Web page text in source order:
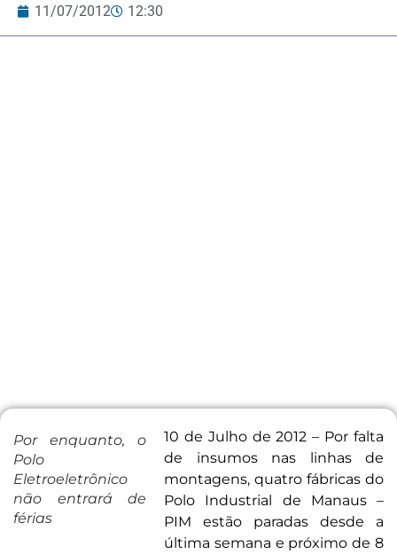
11/07/2012 12:30
Por enquanto, o
Polo
Eletroeletrônico
não entrará de
férias
10 de Julho de 2012 – Por falta
de insumos nas linhas de
montagens, quatro fábricas do
Polo Industrial de Manaus –
PIM estão paradas desde a
última semana e próximo de 8